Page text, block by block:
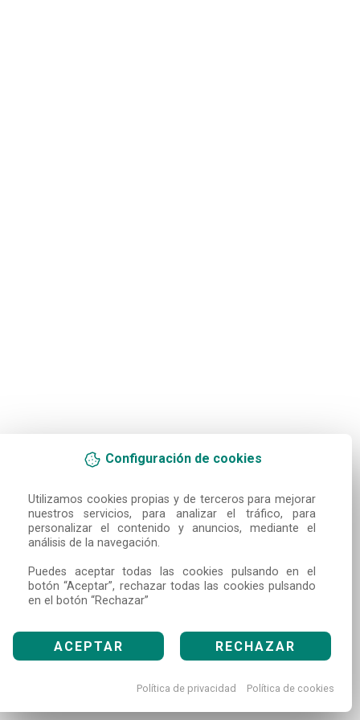
Configuración de cookies
Utilizamos cookies propias y de terceros para mejorar
nuestros servicios, para analizar el tráfico, para
personalizar el contenido y anuncios, mediante el
análisis de la navegación.
Puedes aceptar todas las cookies pulsando en el
botón “Aceptar”, rechazar todas las cookies pulsando
en el botón “Rechazar”
ACEPTAR RECHAZAR
Política de privacidad Política de cookies